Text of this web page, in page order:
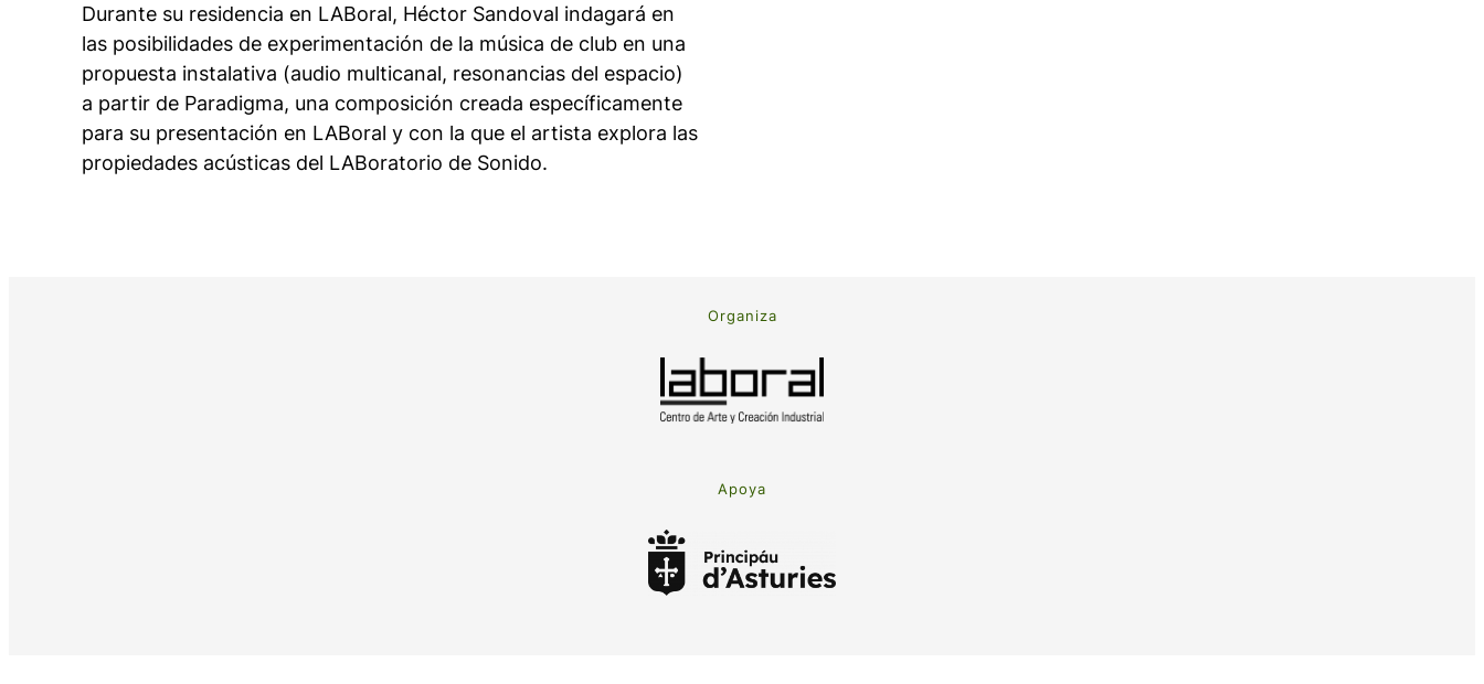
Durante su residencia en LABoral, Héctor Sandoval indagará en
las posibilidades de experimentación de la música de club en una
propuesta instalativa (audio multicanal, resonancias del espacio)
a partir de Paradigma, una composición creada específicamente
para su presentación en LABoral y con la que el artista explora las
propiedades acústicas del LABoratorio de Sonido.
Organiza
Apoya